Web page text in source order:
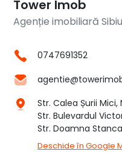
Tower Imob
Agenție imobiliară Sibiu
0747691352
Str. Calea Șurii Mici,
Str. Bulevardul
Str. Doamna
Deschide în Google